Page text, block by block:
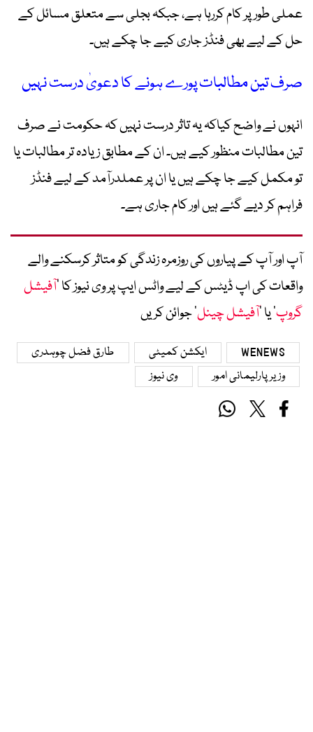
عملی طور پر کام کررہا ہے، جبکہ بجلی سے متعلق مسائل کے
حل کے لیے بھی فنڈز جاری کیے جا چکے ہیں۔
صرف تین مطالبات پورے ہونے کا دعویٰ درست نہیں
انہوں نے واضح کیاکہ یہ تاثر درست نہیں کہ حکومت نے صرف
تین مطالبات منظور کیے ہیں۔ ان کے مطابق زیادہ تر مطالبات یا
تو مکمل کیے جا چکے ہیں یا ان پر عملدرآمد کے لیے فنڈز
فراہم کر دیے گئے ہیں اور کام جاری ہے۔
آپ اور آپ کے پیاروں کی روزمرہ زندگی کو متاثر کرسکنے والے
واقعات کی اپ ڈیٹس کے لیے واٹس ایپ پر وی نیوز کا ’آفیشل
گروپ‘ یا ’آفیشل چینل‘ جوائن کریں
WENEWS ایکشن کمیٹی
طارق فضل چوہدری
وزیر پارلیمانی امور
وی نیوز